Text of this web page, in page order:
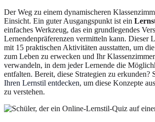
Der Weg zu einem dynamischeren
Einsicht. Ein guter Ausgangspunkt ist ein
einfaches Werkzeug, das ein grundlegendes
Lernendenpräferenzen vermitteln kann. Dieser
mit 15 praktischen Aktivitäten ausstatten, um
zum Leben zu erwecken und Ihr
verwandeln, in dem jeder Lernende die
entfalten. Bereit, diese Strategien zu erkunden?
Ihren Lernstil entdecken, um diese Konzepte
zu verstehen.